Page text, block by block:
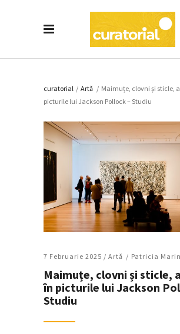
curatorial / Artǎ / Maimuțe, clovni și sticle,
picturile lui Jackson Pollock – Studiu
7 Februarie 2025 / Artǎ Patricia
Maimuțe, clovni și sticle,
în picturile lui Jackson
Studiu